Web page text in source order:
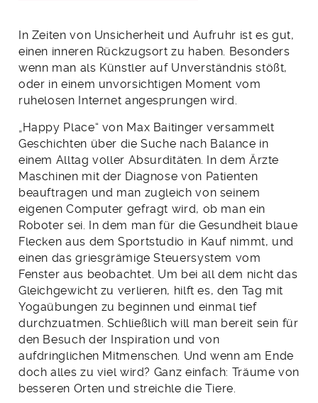
In Zeiten von Unsicherheit und Aufruhr ist es gut,
einen inneren Rückzugsort zu haben. Besonders
wenn man als Künstler auf Unverständnis stößt,
oder in einem unvorsichtigen Moment vom
ruhelosen Internet angesprungen wird.
„Happy Place“ von Max Baitinger versammelt
Geschichten über die Suche nach Balance in
einem Alltag voller Absurditäten. In dem Ärzte
Maschinen mit der Diagnose von Patienten
beauftragen und man zugleich von seinem
eigenen Computer gefragt wird, ob man ein
Roboter sei. In dem man für die Gesundheit blaue
Flecken aus dem Sportstudio in Kauf nimmt, und
einen das griesgrämige Steuersystem vom
Fenster aus beobachtet. Um bei all dem nicht das
Gleichgewicht zu verlieren, hilft es, den Tag mit
Yogaübungen zu beginnen und einmal tief
durchzuatmen. Schließlich will man bereit sein für
den Besuch der Inspiration und von
aufdringlichen Mitmenschen. Und wenn am Ende
doch alles zu viel wird? Ganz einfach: Träume von
besseren Orten und streichle die Tiere.